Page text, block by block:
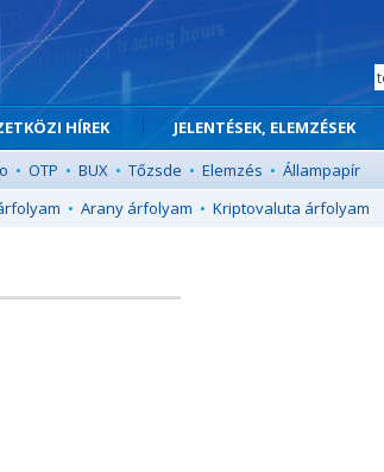
HÍREK JELENTÉSEK, ELEMZÉSEK
• OTP • BUX • Tőzsde • Elemzés • Állampapír
• Arany árfolyam • Kriptovaluta árfolyam